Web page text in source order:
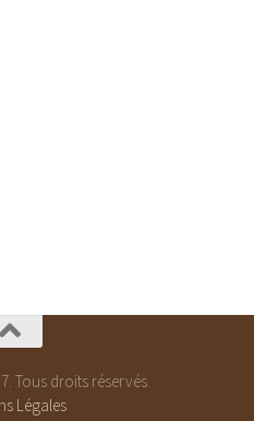
Tous droits réservés.
Légales